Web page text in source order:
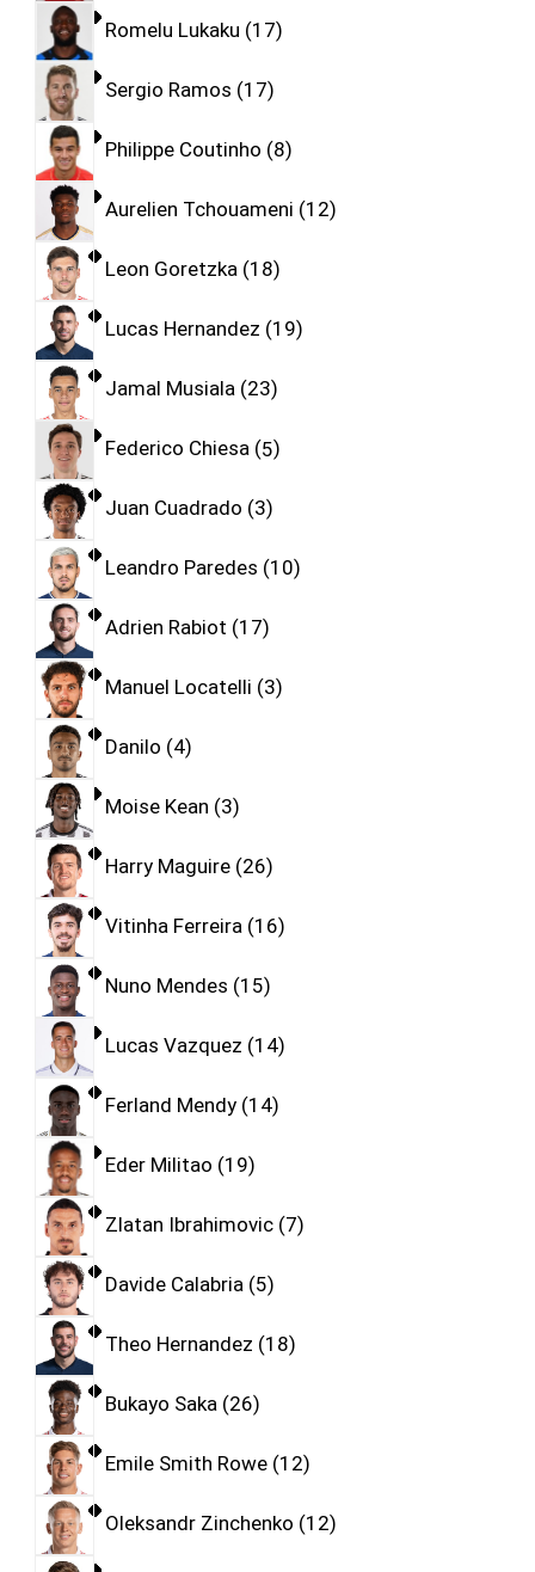
Romelu Lukaku 17
Sergio Ramos 17
Philippe Coutinho 8
Aurelien Tchouameni 12
Leon Goretzka 18
Lucas Hernandez 19
Jamal Musiala 23
Federico Chiesa 5
Juan Cuadrado 3
Leandro Paredes 10
Adrien Rabiot 17
Manuel Locatelli 3
Danilo 4
Moise Kean 3
Harry Maguire 26
Vitinha Ferreira 16
Nuno Mendes 15
Lucas Vazquez 14
Ferland Mendy 14
Eder Militao 19
Zlatan Ibrahimovic 7
Davide Calabria 5
Theo Hernandez 18
Bukayo Saka 26
Emile Smith Rowe 12
Oleksandr Zinchenko 12